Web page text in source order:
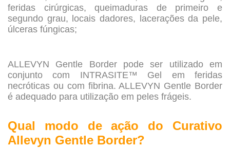
feridas cirúrgicas, queimaduras de primeiro e
segundo grau, locais dadores, lacerações da pele,
úlceras fúngicas;
ALLEVYN Gentle Border pode ser utilizado em
conjunto com INTRASITE™ Gel em feridas
necróticas ou com fibrina. ALLEVYN Gentle Border
é adequado para utilização em peles frágeis.
Qual modo de ação do Curativo
Allevyn Gentle Border?